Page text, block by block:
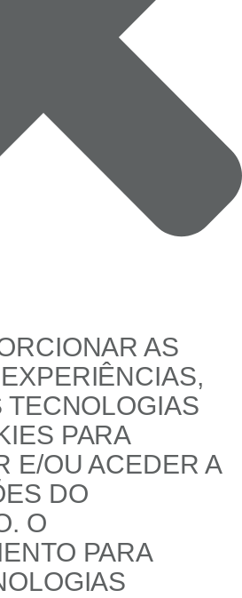
AS
TECNOLOGIAS
PARA
E/OU ACEDER A
DO
O
PARA